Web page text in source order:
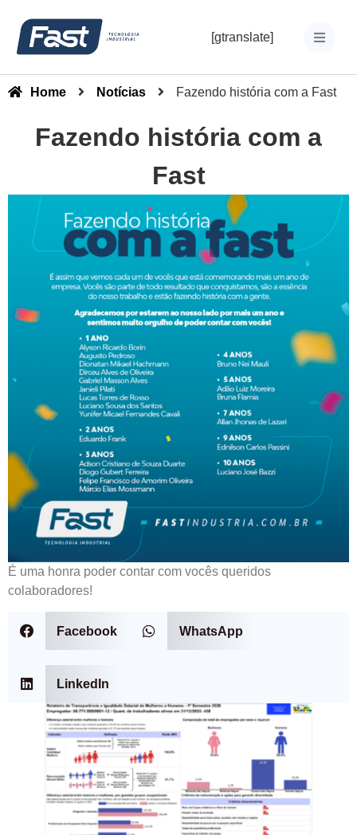
[gtranslate]
Home Notícias Fazendo história com a Fast
Fazendo história com a
Fast
É uma honra poder contar com vocês queridos
colaboradores!
Facebook WhatsApp
LinkedIn